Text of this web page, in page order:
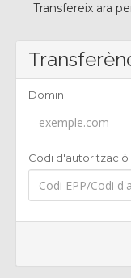
Transfereix ara
Domini
Codi d'autorització